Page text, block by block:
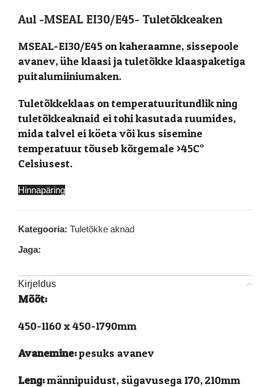
Aul -MSEAL EI30/E45- Tuletõkkeaken
MSEAL-EI30/E45 on kaheraamne, sissepoole
avanev, ühe klaasi ja tuletõkke klaaspaketiga
puitalumiiniumaken.
Tuletõkkeklaas on temperatuuritundlik ning
tuletõkkeaknaid ei tohi kasutada ruumides,
mida talvel ei köeta või kus sisemine
temperatuur tõuseb kõrgemale >45C°
Celsiusest.
Hinnapäring
Kategooria: Tuletõkke aknad
Jaga:
Kirjeldus
Mõõt:
450-1160 x 450-1790mm
Avanemine:pesuks avanev
Leng:männipuidust, sügavusega 170, 210mm